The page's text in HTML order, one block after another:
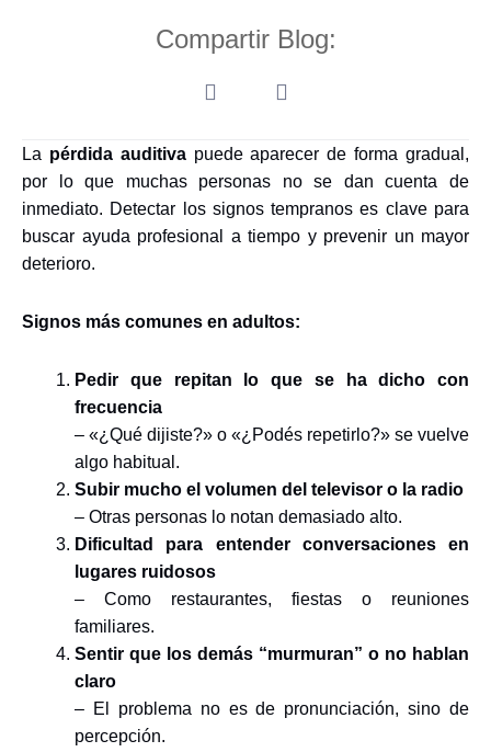
Compartir Blog:
La pérdida auditivapuede aparecer de forma gradual,
por lo que muchas personas no se dan cuenta de
inmediato. Detectar los signos tempranos es clave para
buscar ayuda profesional a tiempo y prevenir un mayor
deterioro.
Signos más comunes en adultos:
Pedir que repitan lo que se ha dicho con
frecuencia
– «¿Qué dijiste?» o «¿Podés repetirlo?» se vuelve
algo habitual.
Subir mucho el volumen del televisor o la radio
– Otras personas lo notan demasiado alto.
Dificultad para entender conversaciones en
lugares ruidosos
– Como restaurantes, fiestas o reuniones
familiares.
Sentir que los demás “murmuran” o no hablan
claro
– El problema no es de pronunciación, sino de
percepción.